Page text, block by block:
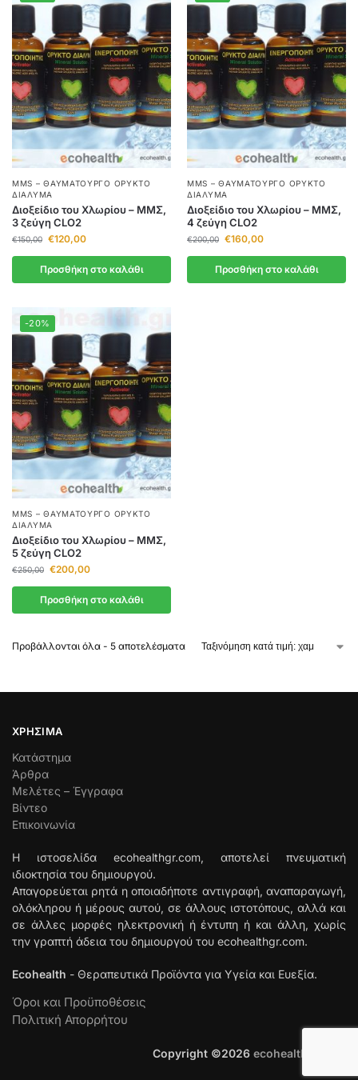
MMS – ΘΑΥΜΑΤΟΥΡΓΌ ΟΡΥΚΤΌ
ΔΙΆΛΥΜΑ
Διοξείδιο του Χλωρίου – ΜΜΣ,
3 ζεύγη CLO2
€150,00 €120,00
Προσθήκη στο καλάθι
MMS – ΘΑΥΜΑΤΟΥΡΓΌ ΟΡΥΚΤΌ
ΔΙΆΛΥΜΑ
Διοξείδιο του Χλωρίου – ΜΜΣ,
4 ζεύγη CLO2
€200,00 €160,00
Προσθήκη στο καλάθι
-20%
MMS – ΘΑΥΜΑΤΟΥΡΓΌ ΟΡΥΚΤΌ
ΔΙΆΛΥΜΑ
Διοξείδιο του Χλωρίου – ΜΜΣ,
5 ζεύγη CLO2
€250,00 €200,00
Προσθήκη στο καλάθι
Προβάλλονται όλα - 5 αποτελέσματα
ΧΡΉΣΙΜΑ
Κατάστημα
Άρθρα
Μελέτες – Έγγραφα
Βίντεο
Επικοινωνία
Η ιστοσελίδα ecohealthgr.com, αποτελεί πνευματική
ιδιοκτησία του δημιουργού.
Απαγορεύεται ρητά η οποιαδήποτε αντιγραφή, αναπαραγωγή,
ολόκληρου ή μέρους αυτού, σε άλλους ιστοτόπους, αλλά και
σε άλλες μορφές ηλεκτρονική ή έντυπη ή και άλλη, χωρίς
την γραπτή άδεια του δημιουργού του ecohealthgr.com.
Ecohealth - Θεραπευτικά Προϊόντα για Υγεία και Ευεξία.
Όροι και Προϋποθέσεις
Πολιτική Απορρήτου
Copyright ©2026 ecohealthgr.com